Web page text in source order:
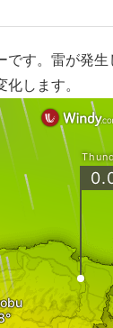
です。雷が発生
します。